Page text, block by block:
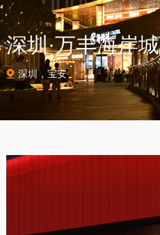
深圳·万丰海岸城
深圳，宝安